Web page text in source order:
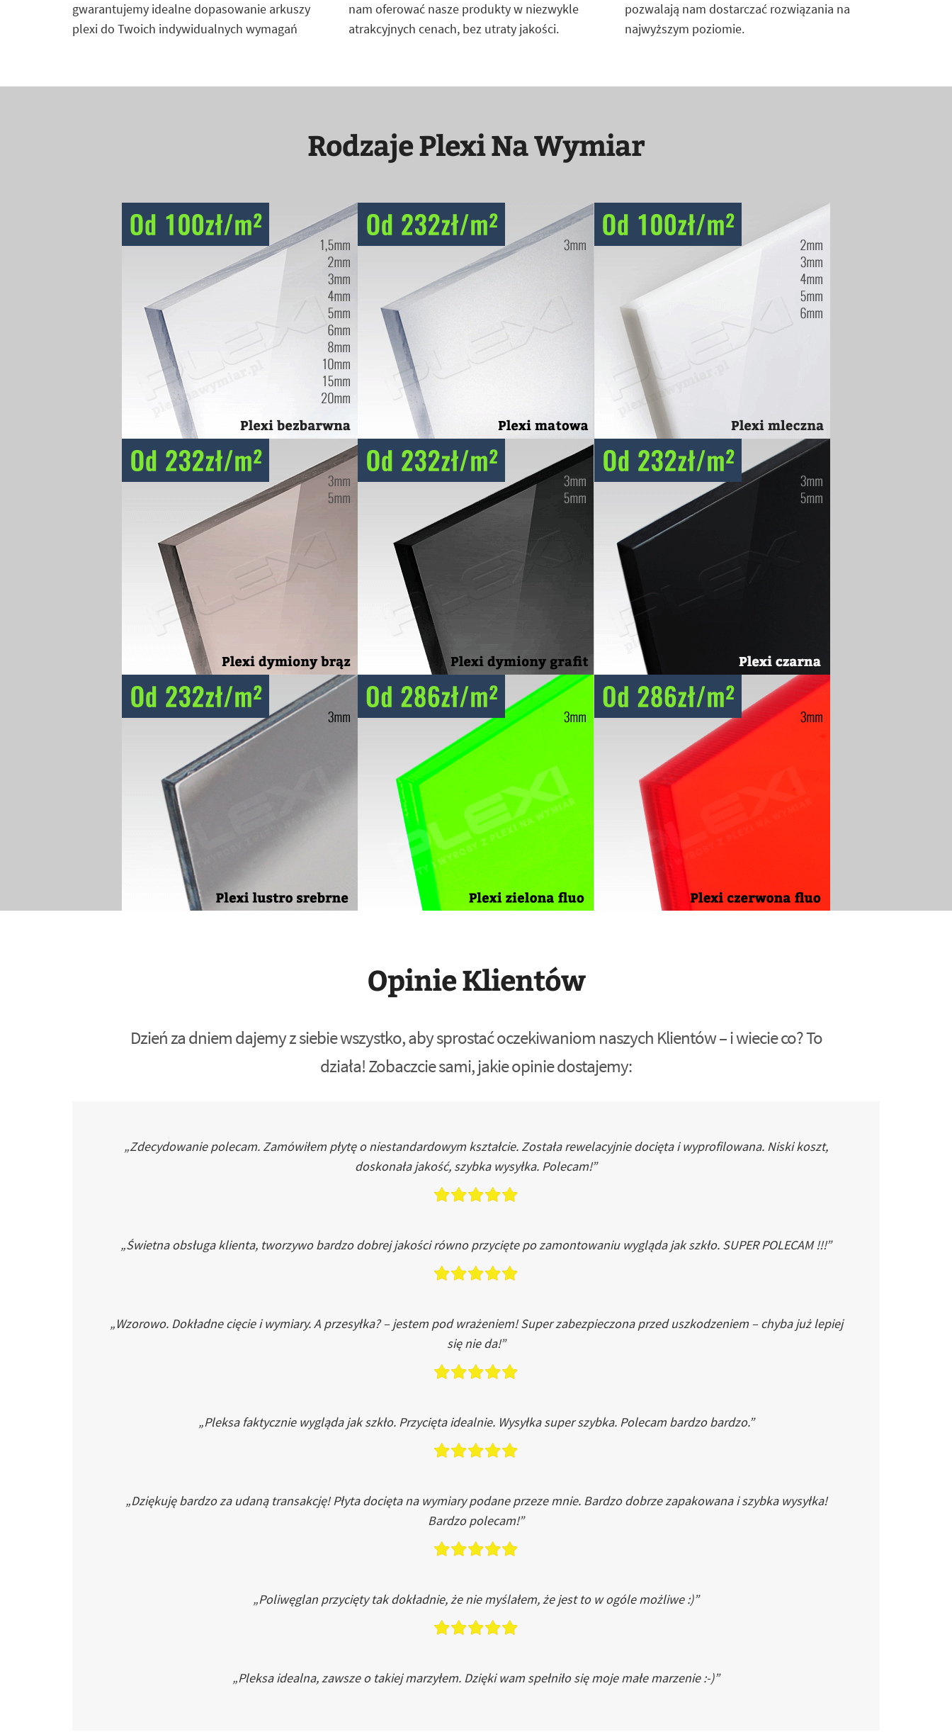
gwarantujemy idealne dopasowanie arkuszy
plexi do Twoich indywidualnych wymagań
nam oferować nasze produkty w niezwykle
atrakcyjnych cenach, bez utraty jakości.
pozwalają nam dostarczać rozwiązania na
najwyższym poziomie.
Rodzaje Plexi Na Wymiar
Opinie Klientów
Dzień za dniem dajemy z siebie wszystko, aby sprostać oczekiwaniom naszych Klientów – i wiecie co? To
działa! Zobaczcie sami, jakie opinie dostajemy:
„Zdecydowanie polecam. Zamówiłem płytę o niestandardowym kształcie. Została rewelacyjnie docięta i wyprofilowana. Niski koszt,
doskonała jakość, szybka wysyłka. Polecam!”
„Świetna obsługa klienta, tworzywo bardzo dobrej jakości równo przycięte po zamontowaniu wygląda jak szkło. SUPER POLECAM !!!”
„Wzorowo. Dokładne cięcie i wymiary. A przesyłka? – jestem pod wrażeniem! Super zabezpieczona przed uszkodzeniem – chyba już lepiej
się nie da!”
„Pleksa faktycznie wygląda jak szkło. Przycięta idealnie. Wysyłka super szybka. Polecam bardzo bardzo.”
„Dziękuję bardzo za udaną transakcję! Płyta docięta na wymiary podane przeze mnie. Bardzo dobrze zapakowana i szybka wysyłka!
Bardzo polecam!”
„Poliwęglan przycięty tak dokładnie, że nie myślałem, że jest to w ogóle możliwe :)”
„Pleksa idealna, zawsze o takiej marzyłem. Dzięki wam spełniło się moje małe marzenie :-)”